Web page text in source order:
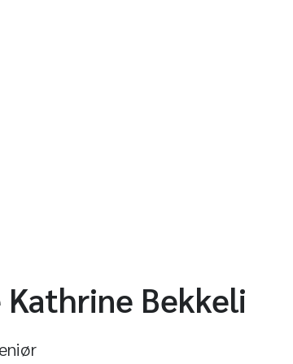
Kathrine Bekkeli